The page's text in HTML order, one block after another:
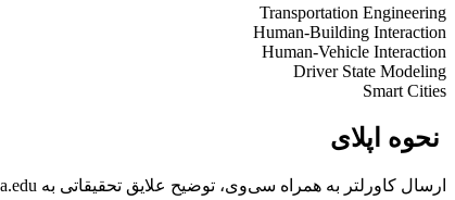
Transportation Engineering
Human-Building Interaction
Human-Vehicle Interaction
Driver State Modeling
Smart Cities
نحوه اپلای
ارسال کاورلتر به همراه سی‌وی، توضیح علایق تحقیقاتی به arash.tavakoli@villanova.edu